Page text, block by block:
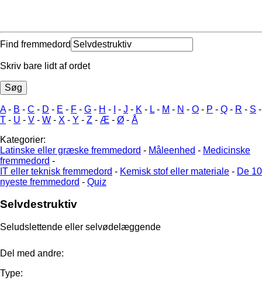
Find fremmedord
Skriv bare lidt af ordet
A- B - C - D - E - F - G - H - - J - K - L - M - N - O - P - Q - R - S -
T - U - V - W - X - Y - Z - Æ - Ø - Å
Kategorier:
Latinske eller græske fremmedord - Måleenhed - Medicinske
fremmedord -
IT eller teknisk fremmedord - Kemisk stof eller materiale - De 10
nyeste fremmedord - Quiz
Selvdestruktiv
Seludslettende eller selvødelæggende
Del med andre:
Type: